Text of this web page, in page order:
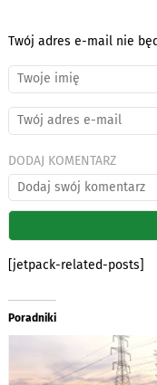
Twój adres e-mail nie
DODAJ KOMENTARZ
[jetpack-related-posts]
Poradniki